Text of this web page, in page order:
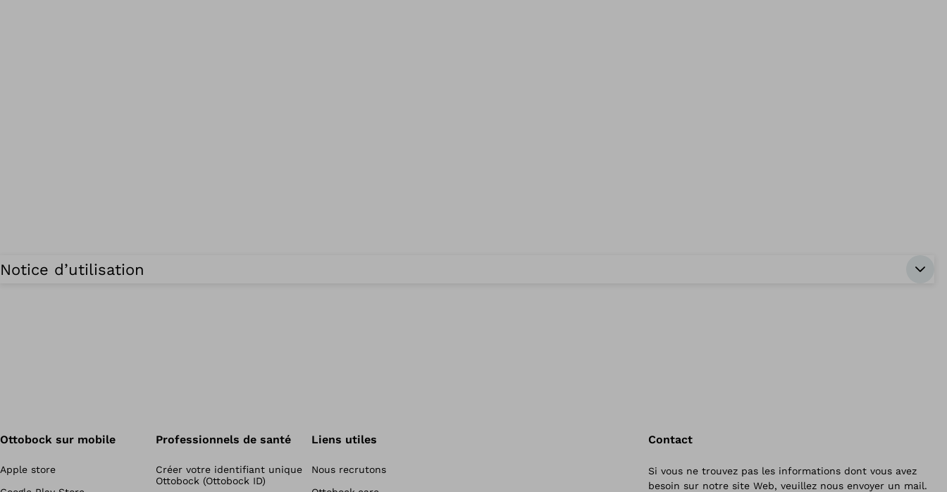
Notice d’utilisation
Ottobock sur mobile
Apple store
Professionnels de santé
Créer votre identifiant unique
Ottobock (Ottobock ID)
Liens utiles
Nous recrutons
Contact
Si vous ne trouvez pas les informations dont vous avez
besoin sur notre site Web, veuillez nous envoyer un mail.